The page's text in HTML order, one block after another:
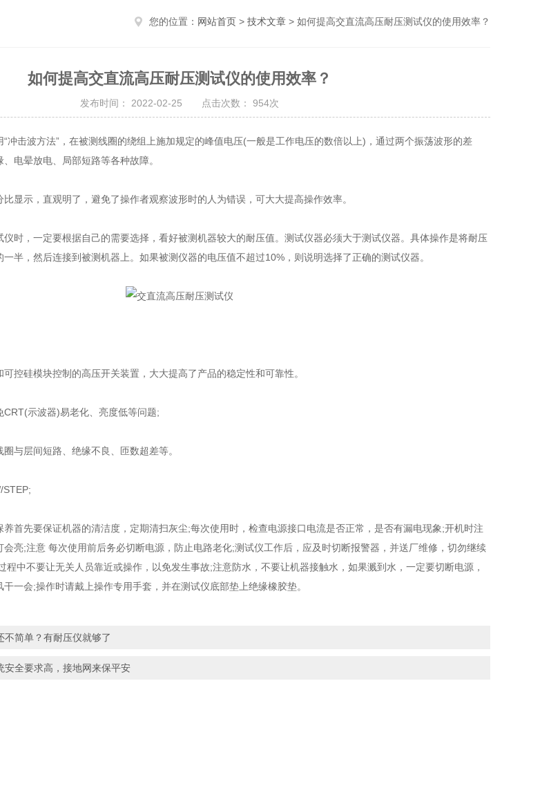
您的位置： 网站首页 > 技术文章 > 如何提高交直流高压耐压测试仪的使用效率？
如何提高交直流高压耐压测试仪的使用效率？
发布时间： 2022-02-25 点击次数： 954次
“冲击波方法”，在被测线圈的绕组上施加规定的峰值电压(一般是工作电压的数倍以上)，通过两个振荡波形的差
电晕放电、局部短路等各种故障。
示，直观明了，避免了操作者观察波形时的人为错误，可大大提高操作效率。
，一定要根据自己的需要选择，看好被测机器较大的耐压值。测试仪器必须大于测试仪器。具体操作是将耐压
半，然后连接到被测机器上。如果被测仪器的电压值不超过10%，则说明选择了正确的测试仪器。
硅模块控制的高压开关装置，大大提高了产品的稳定性和可靠性。
示波器)易老化、亮度低等问题;
层间短路、绝缘不良、匝数超差等。
先要保证机器的清洁度，定期清扫灰尘;每次使用时，检查电源接口电流是否正常，是否有漏电现象;开机时注
亮;注意 每次使用前后务必切断电源，防止电路老化;测试仪工作后，应及时切断报警器，并送厂维修，切勿继续
程中不要让无关人员靠近或操作，以免发生事故;注意防水，不要让机器接触水，如果溅到水，一定要切断电源，
一会;操作时请戴上操作专用手套，并在测试仪底部垫上绝缘橡胶垫。
不简单？有耐压仪就够了
安全要求高，接地网来保平安